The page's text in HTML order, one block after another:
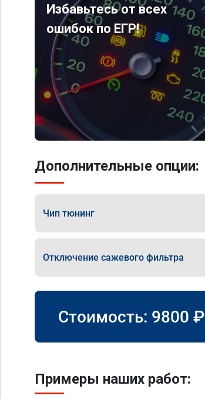
Избавьтесь от всех
ошибок по ЕГР!
Дополнительные опции:
Чип тюнинг
Отключение сажевого фильтра
Стоимость: 9800 ₽
Примеры наших работ: